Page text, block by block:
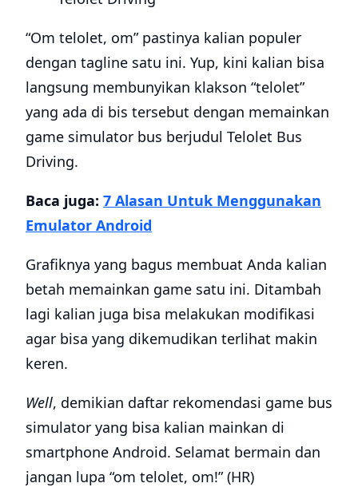
“Om telolet, om” pastinya kalian populer
dengan tagline satu ini. Yup, kini kalian bisa
langsung membunyikan klakson “telolet”
yang ada di bis tersebut dengan memainkan
game simulator bus berjudul Telolet Bus
Driving.
Baca juga: 7 Alasan Untuk Menggunakan
Emulator Android
Grafiknya yang bagus membuat Anda kalian
betah memainkan game satu ini. Ditambah
lagi kalian juga bisa melakukan modifikasi
agar bisa yang dikemudikan terlihat makin
keren.
Well, demikian daftar rekomendasi game bus
simulator yang bisa kalian mainkan di
smartphone Android. Selamat bermain dan
jangan lupa “om telolet, om!” (HR)